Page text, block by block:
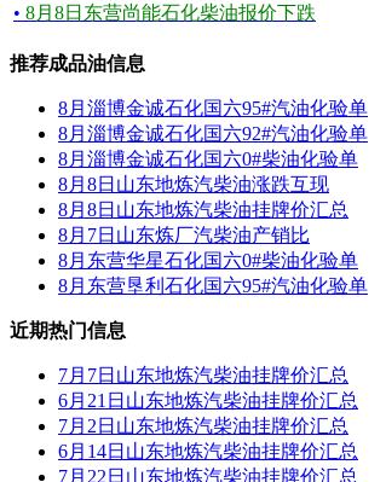
• 8月8日东营尚能石化柴油报价下跌
推荐成品油信息
8月淄博金诚石化国六95#汽油化验单
8月淄博金诚石化国六92#汽油化验单
8月淄博金诚石化国六0#柴油化验单
8月8日山东地炼汽柴油涨跌互现
8月8日山东地炼汽柴油挂牌价汇总
8月7日山东炼厂汽柴油产销比
8月东营华星石化国六0#柴油化验单
8月东营垦利石化国六95#汽油化验单
近期热门信息
7月7日山东地炼汽柴油挂牌价汇总
6月21日山东地炼汽柴油挂牌价汇总
7月2日山东地炼汽柴油挂牌价汇总
6月14日山东地炼汽柴油挂牌价汇总
7月22日山东地炼汽柴油挂牌价汇总